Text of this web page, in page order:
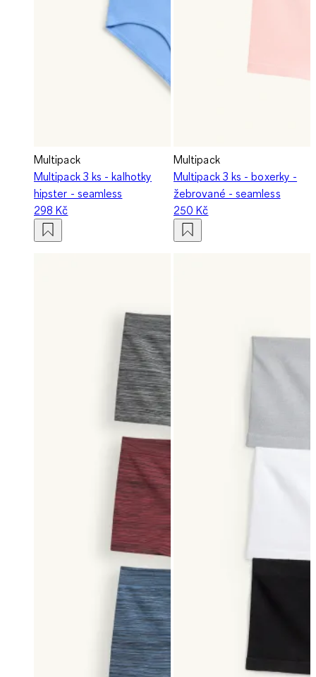
Multipack
Multipack 3 ks - kalhotky
hipster - seamless
298 Kč
Multipack
Multipack 3 ks - boxerky -
žebrované - seamless
250 Kč